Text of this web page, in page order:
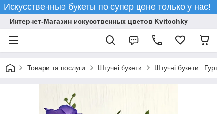
Искусственные букеты по супер цене только у нас!
Интернет-Магазин искусственных цветов Kvitochky
Товари та послуги Штучні букети Штучні букети .